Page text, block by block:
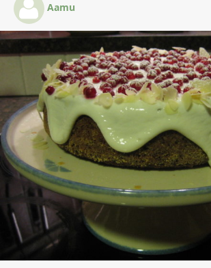
Aamu